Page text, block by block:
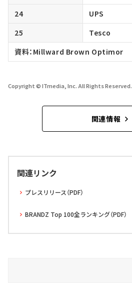
24
UPS
25
Tesco
資料：Millward Brown Optimor
Copyright © ITmedia, Inc. All Rights Reserved.
関連情報
関連リンク
プレスリリース（PDF）
BRANDZ Top 100全ランキング（PDF）